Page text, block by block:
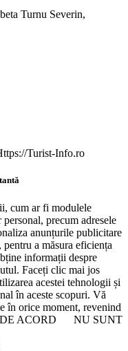
Turnu Severin,
Turist-Info.ro
cum ar fi modulele
precum adresele
anunțurile publicitare
a măsura eficiența
informații despre
Faceți clic mai jos
acestei tehnologii și
în aceste scopuri. Vă
în orice moment, revenind
ACORD
NU SUNT